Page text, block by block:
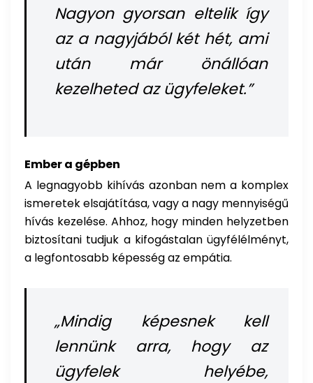
Nagyon gyorsan eltelik így
az a nagyjából két hét, ami
után már önállóan
kezelheted az ügyfeleket.”
Ember a gépben
A legnagyobb kihívás azonban nem a komplex
ismeretek elsajátítása, vagy a nagy mennyiségű
hívás kezelése. Ahhoz, hogy minden helyzetben
biztosítani tudjuk a kifogástalan ügyfélélményt,
a legfontosabb képesség az empátia.
„Mindig képesnek kell
lennünk arra, hogy az
ügyfelek helyébe,